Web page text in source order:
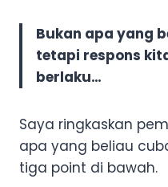
Bukan apa yang
tetapi respons
berlaku…
Saya ringkaskan
apa yang beliau
tiga point di bawah.